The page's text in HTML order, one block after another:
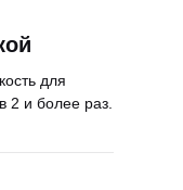
для
2 и более раз.